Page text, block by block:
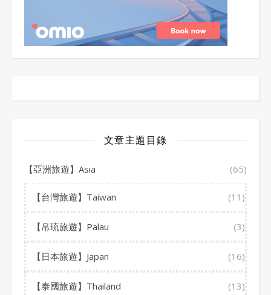
文章主題目錄
【亞洲旅遊】Asia (65)
【台灣旅遊】Taiwan (11)
【帛琉旅遊】Palau (3)
【日本旅遊】Japan (16)
【泰國旅遊】Thailand (13)